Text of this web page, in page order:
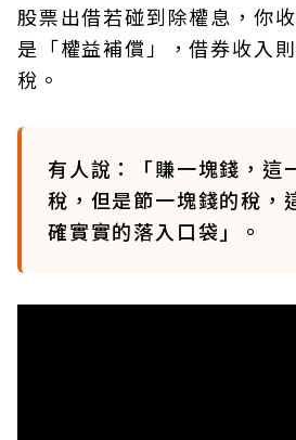
股票出借若碰到除權息，你
是「權益補償」，借券收入
稅。
有人說：「賺一塊錢，這
稅，但是節一塊錢的稅，
確實實的落入口袋」。